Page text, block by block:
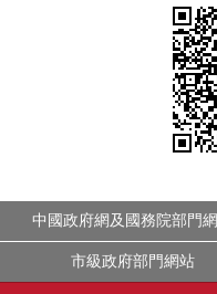
中國政府網及國務院部門
市級政府部門網站